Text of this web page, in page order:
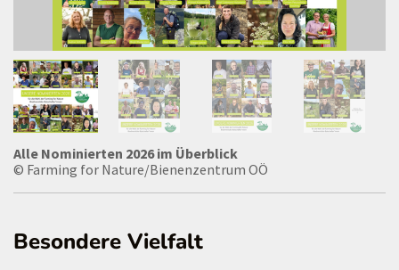
Alle Nominierten 2026 im Überblick
© Farming for Nature/Bienenzentrum OÖ
Besondere Vielfalt